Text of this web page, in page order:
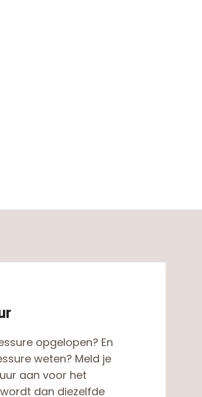
opgelopen? En
weten? Meld je
aan voor het
dan diezelfde